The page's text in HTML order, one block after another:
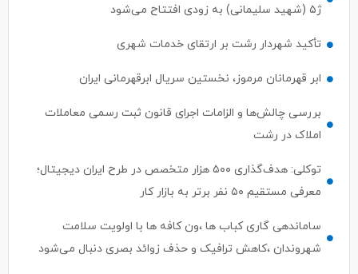
ژ۵ (شهید سلیمانی) به زودی افتتاح می‌شود
تأکید شهردار رشت بر ارتقای خدمات شهری
ابر قهرمانان مرموز، نخستین سریال ابرقهرمانی ایران
بررسی چالش‌ها و الزامات اجرای قانون ثبت رسمی معاملات
املاک در رشت
توکلی: هدف‌گذاری ۵۰۰ هزار متخصص در طرح ایران دیجیتال؛
معرفی مستقیم ۵۰ نفر برتر به بازار کار
ساماندهی گاری کباب ها ،ون کافه ها با اولویت سلامت
شهروندان ،کاهش ترافیک و حذف زوائد بصری دنبال می‌شود